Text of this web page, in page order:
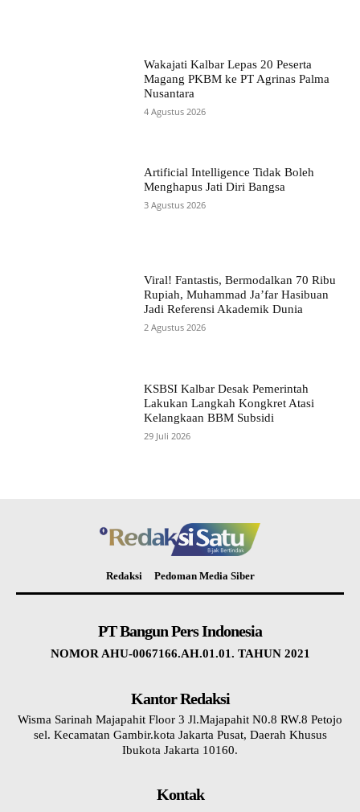
Wakajati Kalbar Lepas 20 Peserta
Magang PKBM ke PT Agrinas Palma
Nusantara
4 Agustus 2026
Artificial Intelligence Tidak Boleh
Menghapus Jati Diri Bangsa
3 Agustus 2026
Viral! Fantastis, Bermodalkan 70 Ribu
Rupiah, Muhammad Ja’far Hasibuan
Jadi Referensi Akademik Dunia
2 Agustus 2026
KSBSI Kalbar Desak Pemerintah
Lakukan Langkah Kongkret Atasi
Kelangkaan BBM Subsidi
29 Juli 2026
Redaksi Pedoman Media Siber
PT Bangun Pers Indonesia
NOMOR AHU-0067166.AH.01.01. TAHUN 2021
Kantor Redaksi
Wisma Sarinah Majapahit Floor 3 Jl.Majapahit N0.8 RW.8 Petojo
sel. Kecamatan Gambir.kota Jakarta Pusat, Daerah Khusus
Ibukota Jakarta 10160.
Kontak